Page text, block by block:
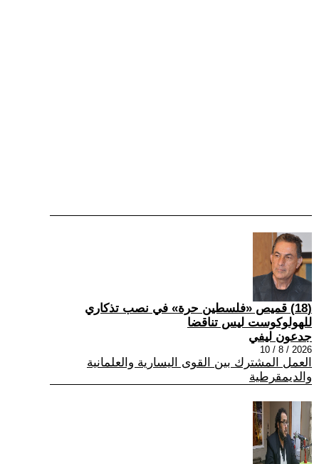
(18) قميص «فلسطين حرة» في نصب تذكاري
للهولوكوست ليس تناقضا
جدعون ليفي
2026 / 8 / 10
العمل المشترك بين القوى اليسارية والعلمانية
والديمقرطية